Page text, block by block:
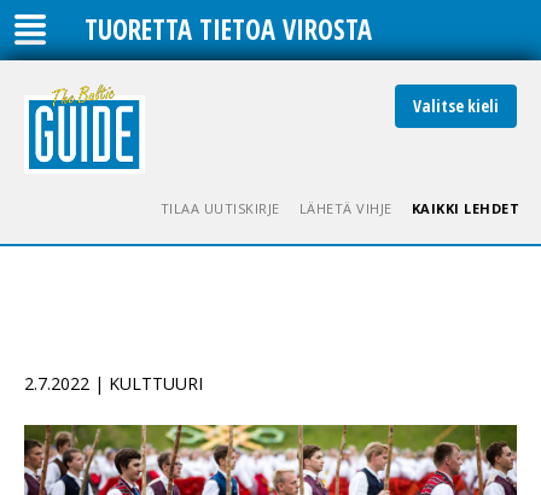
TUORETTA TIETOA VIROSTA
Valitse kieli
TILAA UUTISKIRJE LÄHETÄ VIHJE KAIKKI LEHDET
2.7.2022 | KULTTUURI